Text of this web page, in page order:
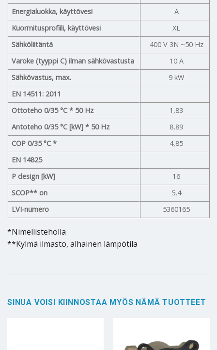
Energialuokka, käyttövesi
A
Kuormitusprofiili, käyttövesi
XL
Sähköliitäntä
400 V 3N ~50 Hz
Varoke (tyyppi C) ilman sähkövastusta
10 A
Sähkövastus, max.
9 kW
EN 14511: 2011
Ottoteho 0/35 °C * 50 Hz
1,83
Antoteho 0/35 °C [kW] * 50 Hz
8,89
COP 0/35 °C *
4,85
EN 14825
P design [kW]
16
SCOP** on
5,4
LVI-numero
5360165
*Nimellisteholla
**Kylmä ilmasto, alhainen lämpötila
SINUA VOISI KIINNOSTAA MYÖS NÄMÄ TUOTTEET